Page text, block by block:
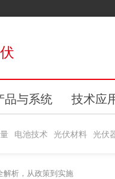
品与系统 技术应
电池技术 光伏材料 光伏
解析，从政策到实施